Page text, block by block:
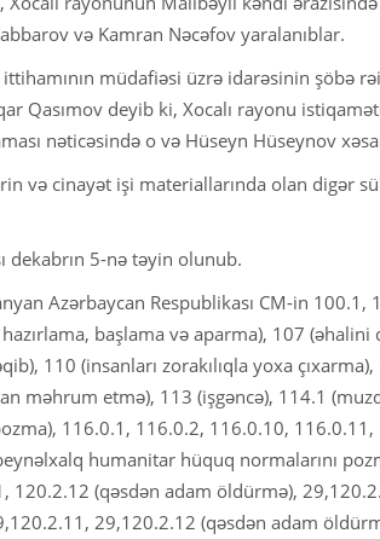
və Kamran Nəcəfov yaralanıblar.
müdafiəsi üzrə idarəsinin şöbə
Qasımov deyib ki, Xocalı rayonu
nəticəsində o və Hüseyn Hüseynov
və cinayət işi materiallarında olan digər
dekabrın 5-nə təyin olunub.
Azərbaycan Respublikası CM-in 100.1,
başlama və aparma), 107
110 (insanları zorakılıqla yoxa
məhrum etmə), 113 (işgəncə), 114.1
116.0.1, 116.0.2, 116.0.10,
humanitar hüquq normalarını
120.2.12 (qəsdən adam öldürmə),
29,120.2.12 (qəsdən adam